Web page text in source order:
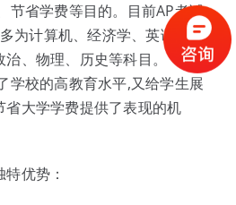
节省学费等目的。目前AP考试
为计算机、经济学、英语、英
治、物理、历史等科目。
学校的高教育水平,又给学生展
大学学费提供了表现的机
优势：